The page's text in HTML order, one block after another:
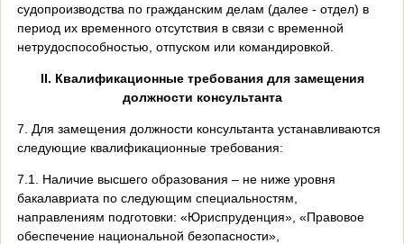
судопроизводства по гражданским делам (далее - отдел) в
период их временного отсутствия в связи с временной
нетрудоспособностью, отпуском или командировкой.
II. Квалификационные требования для замещения
должности консультанта
7. Для замещения должности консультанта устанавливаются
следующие квалификационные требования:
7.1. Наличие высшего образования – не ниже уровня
бакалавриата по следующим специальностям,
направлениям подготовки: «Юриспруденция», «Правовое
обеспечение национальной безопасности»,